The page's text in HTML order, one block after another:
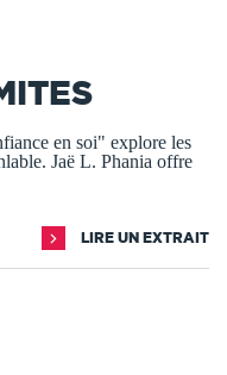
en soi" explore les
Jaë L. Phania offre
LIRE UN EXTRAIT